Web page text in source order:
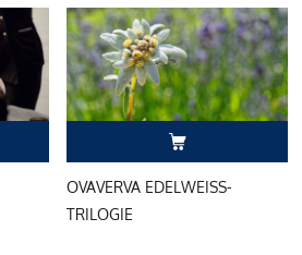
OVAVERVA EDELWEISS-
TRILOGIE